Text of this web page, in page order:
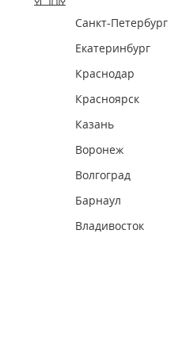
Санкт-Петербург
Екатеринбург
Краснодар
Красноярск
Казань
Воронеж
Волгоград
Барнаул
Владивосток